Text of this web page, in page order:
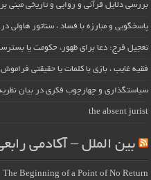
بررسی دلایل قرآنی و روایی و تاریخی
پاسخگویی و مبارزه با فساد ، سناتور هاولی
تعجیل فرج: دعا برای ظهور، حکومت یا
فقیه غایب ، بازی با کلمات یا حقیقتی
سیاستگذاری و چهارچوب فکری در بیان
the absent jurist
بین الملل – آکادمی
The Beginning of a Point of No Return